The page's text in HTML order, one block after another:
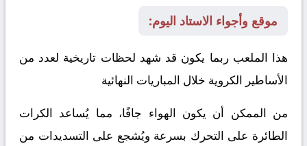
موقع وأجواء الاستاد اليوم:
هذا الملعب ربما يكون قد شهد لحظات تاريخية لعدد من
الأساطير الكروية خلال المباريات النهائية
من الممكن أن يكون الهواء جافًا، مما يُساعد الكرات
الطائرة على التحرك بسرعة ويُشجع على التسديدات من